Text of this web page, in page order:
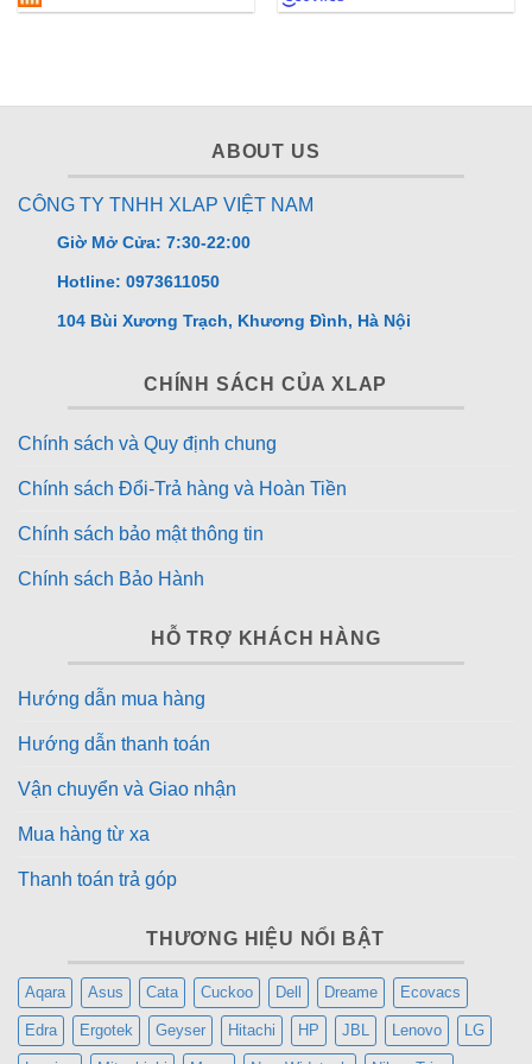
– Gọi/Zalo: 0973.611.050
ABOUT US
CÔNG TY TNHH XLAP VIỆT NAM
Giờ Mở Cửa: 7:30-22:00
Hotline: 0973611050
104 Bùi Xương Trạch, Khương Đình, Hà Nội
CHÍNH SÁCH CỦA XLAP
Chính sách và Quy định chung
Chính sách Đổi-Trả hàng và Hoàn Tiền
Chính sách bảo mật thông tin
Chính sách Bảo Hành
HỖ TRỢ KHÁCH HÀNG
Hướng dẫn mua hàng
Hướng dẫn thanh toán
Vận chuyển và Giao nhận
Mua hàng từ xa
Thanh toán trả góp
THƯƠNG HIỆU NỔI BẬT
Aqara Asus Cata Cuckoo Dell Dreame Ecovacs
Edra Ergotek Geyser Hitachi HP JBL Lenovo LG